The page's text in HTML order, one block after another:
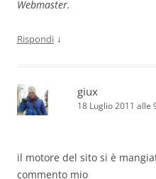
Webmaster.
Rispondi ↓
giux
18 Luglio 2011 alle
il motore del sito si è
commento mio